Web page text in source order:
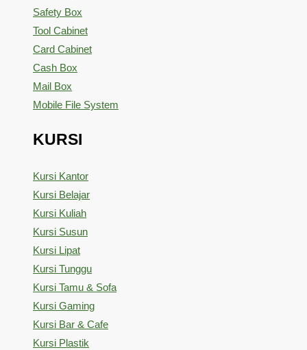
Safety Box
Tool Cabinet
Card Cabinet
Cash Box
Mail Box
Mobile File System
KURSI
Kursi Kantor
Kursi Belajar
Kursi Kuliah
Kursi Susun
Kursi Lipat
Kursi Tunggu
Kursi Tamu & Sofa
Kursi Gaming
Kursi Bar & Cafe
Kursi Plastik